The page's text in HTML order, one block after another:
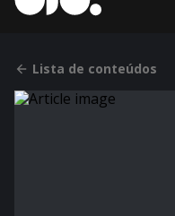
Lista de conteúdos